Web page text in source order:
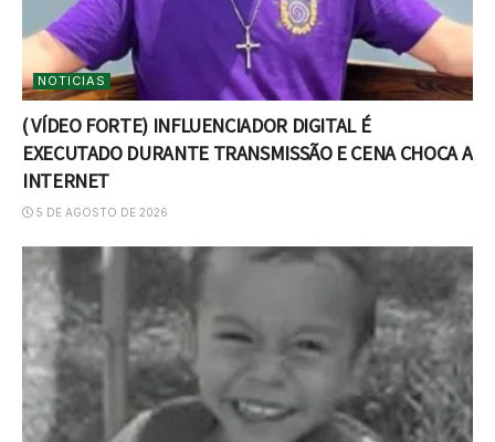
NOTICIAS
( VÍDEO FORTE) INFLUENCIADOR DIGITAL É
EXECUTADO DURANTE TRANSMISSÃO E CENA CHOCA A
INTERNET
5 DE AGOSTO DE 2026